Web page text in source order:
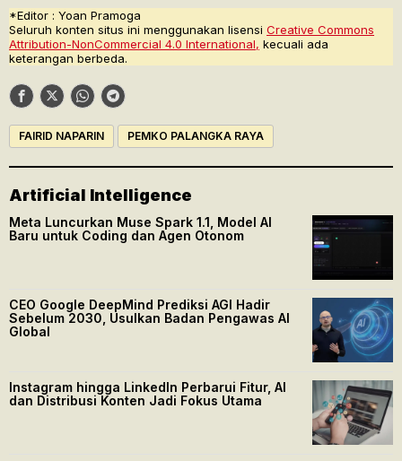
*Editor : Yoan Pramoga
Seluruh konten situs ini menggunakan lisensi Creative Commons
Attribution-NonCommercial 4.0 International, kecuali ada
keterangan berbeda.
FAIRID NAPARIN PEMKO PALANGKA RAYA
Artificial Intelligence
Meta Luncurkan Muse Spark 1.1, Model AI
Baru untuk Coding dan Agen Otonom
CEO Google DeepMind Prediksi AGI Hadir
Sebelum 2030, Usulkan Badan Pengawas AI
Global
Instagram hingga LinkedIn Perbarui Fitur, AI
dan Distribusi Konten Jadi Fokus Utama